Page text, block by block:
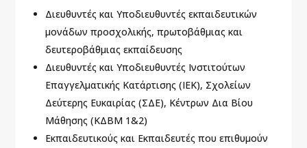
Διευθυντές και Υποδιευθυντές εκπαιδευτικών
μονάδων προσχολικής, πρωτοβάθμιας και
δευτεροβάθμιας εκπαίδευσης
Διευθυντές και Υποδιευθυντές Ινστιτούτων
Επαγγελματικής Κατάρτισης (ΙΕΚ), Σχολείων
Δεύτερης Ευκαιρίας (ΣΔΕ), Κέντρων Δια Βίου
Μάθησης (ΚΔΒΜ 1&2)
Εκπαιδευτικούς και Εκπαιδευτές που επιθυμούν